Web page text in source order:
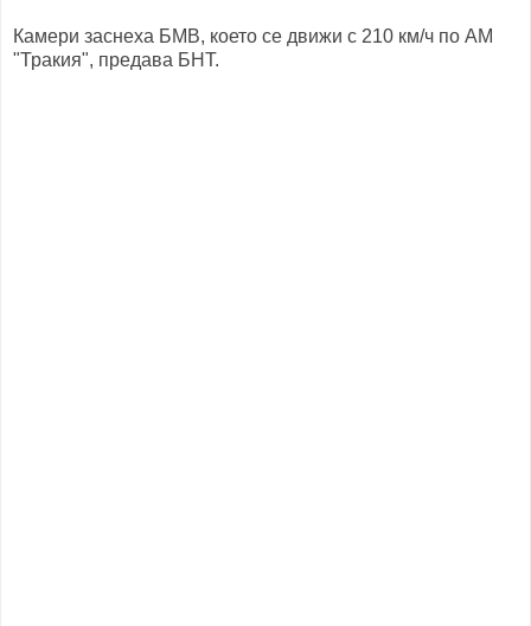
Камери заснеха БМВ, което се движи с 210 км/ч по АМ
"Тракия", предава БНТ.